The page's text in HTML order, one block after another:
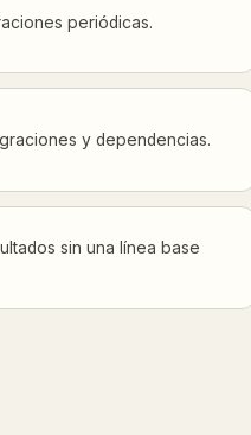
periódicas.
y dependencias.
sin una línea base